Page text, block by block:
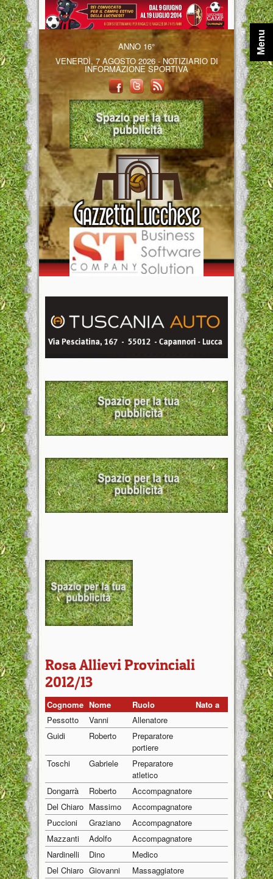
ANNO 16°
VENERDÌ, 7 AGOSTO 2026 - NOTIZIARIO DI
INFORMAZIONE SPORTIVA
Rosa Allievi Provinciali
2012/13
Cognome Nome Ruolo Nato a
Nato il
Pessotto
Vanni Allenatore
01/01/
Guidi
Roberto
Preparatore
portiere
01/01/
Toschi Gabriele
Preparatore
atletico
01/01/
Dongarrà Roberto Accompagnatore
01/01/
Del Chiaro Massimo Accompagnatore
01/01/
Puccioni
Graziano Accompagnatore
01/01/
Mazzanti
Adolfo Accompagnatore
01/01/
Nardinelli
Dino Medico
01/01/
Del Chiaro Giovanni Massaggiatore
01/01/
Menu